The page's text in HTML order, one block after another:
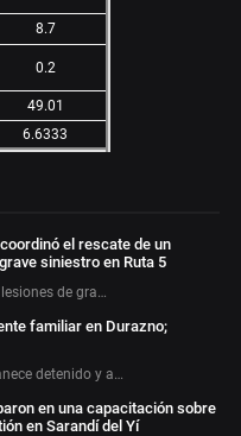
8.7
0.2
49.01
6.6333
el rescate de un
siniestro en Ruta 5
de gra…
familiar en Durazno;
detenido y a…
en una capacitación sobre
en Sarandí del Yí